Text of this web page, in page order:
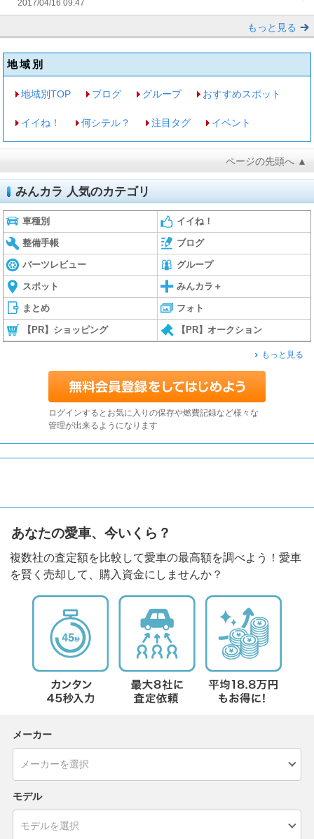
2017/04/16 09:47
もっと見る
地域別
地域別TOP ブログ グループ おすすめスポット
イイね！ 何シテル？ 注目タグ イベント
ページの先頭へ ▲
みんカラ 人気のカテゴリ
車種別 イイね！
整備手帳 ブログ
パーツレビュー グループ
スポット みんカラ＋
まとめ フォト
【PR】ショッピング 【PR】オークション
もっと見る
ログインするとお気に入りの保存や燃費記録など様々な
管理が出来るようになります
あなたの愛車、今いくら？
複数社の査定額を比較して愛車の最高額を調べよう！愛車
を賢く売却して、購入資金にしませんか？
メーカー
モデル